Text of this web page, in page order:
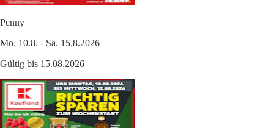
Penny
Mo. 10.8. - Sa. 15.8.2026
Gültig bis 15.08.2026